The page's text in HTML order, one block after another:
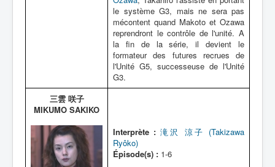
le système G3, mais ne sera pas
mécontent quand Makoto et Ozawa
reprendront le contrôle de l'unité. A
la fin de la série, il devient le
formateur des futures recrues de
l'Unité G5, successeuse de l'Unité
G3.
三雲 咲子
MIKUMO SAKIKO
Interprète : 滝沢 涼子 (Takizawa
Ryôko)
Épisode(s) : 1-6